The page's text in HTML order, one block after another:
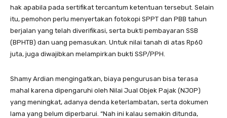
hak apabila pada sertifikat tercantum ketentuan tersebut. Selain
itu, pemohon perlu menyertakan fotokopi SPPT dan PBB tahun
berjalan yang telah diverifikasi, serta bukti pembayaran SSB
(BPHTB) dan uang pemasukan. Untuk nilai tanah di atas Rp60
juta, juga diwajibkan melampirkan bukti SSP/PPH.
Shamy Ardian mengingatkan, biaya pengurusan bisa terasa
mahal karena dipengaruhi oleh Nilai Jual Objek Pajak (NJOP)
yang meningkat, adanya denda keterlambatan, serta dokumen
lama yang belum diperbarui. “Nah ini kalau semakin ditunda,